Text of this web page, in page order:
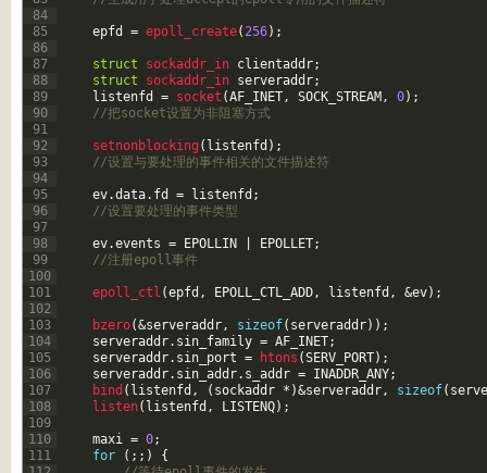
84
85
86
87
88
89
90
91
92
93
94
95
96
97
98
99
100
101
102
103
104
105
106
107
108
109
110
111
epfd = epoll_create(256) ;
struct sockaddr_in clientaddr;
struct
sockaddr_in serveraddr;
listenfd
= socket (AF_INET, SOCK_STREAM , 0) ;
//把socket设置为非阻塞方式
setnonblocking ( listenfd ) ;
//设置与要处理的事件相关的文件描述符
ev.data. fd = listenfd ;
//设置要处理的事件类型
ev.events = EPOLLIN EPOLLET;
//注册epoll事件
epoll_ctl (epfd , EPOLL_CTL_ADD, listenfd , &ev) ;
bzero(&serveraddr, sizeof( serveraddr) ) ;
serveraddr. sin_family = AF_INET;
serveraddr. sin_port = htons (SERV_PORT) ;
serveraddr. sin_addr. s_addr = INADDR_ANY;
bind ( listenfd , ( sockaddr * )&serveraddr, sizeof(
listen( listenfd , LISTENQ) ;
maxi = 0;
for
( ; ; )
{